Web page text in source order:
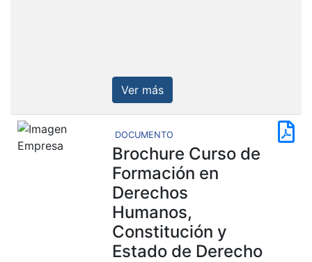
Ver más
DOCUMENTO
Brochure Curso de
Formación en
Derechos
Humanos,
Constitución y
Estado de Derecho